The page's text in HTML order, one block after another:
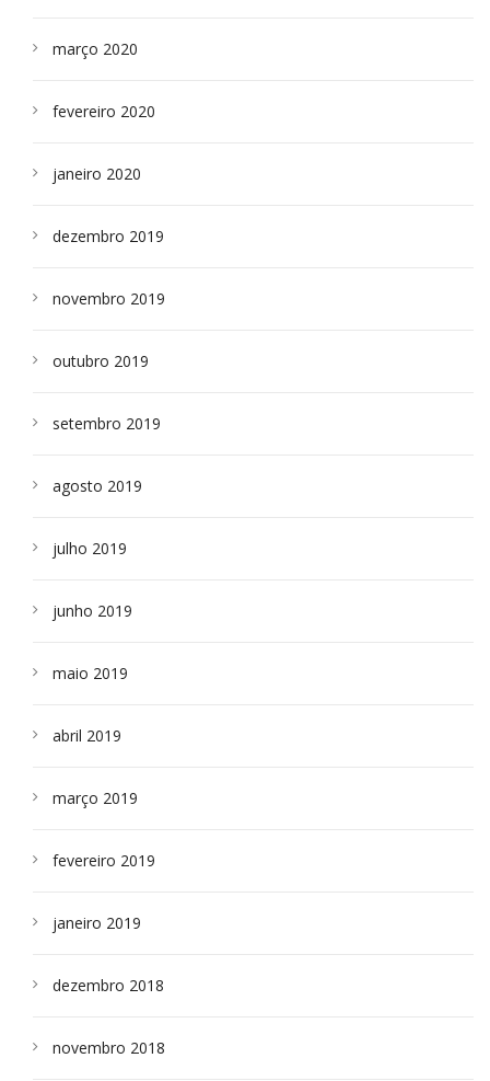
março 2020
fevereiro 2020
janeiro 2020
dezembro 2019
novembro 2019
outubro 2019
setembro 2019
agosto 2019
julho 2019
junho 2019
maio 2019
abril 2019
março 2019
fevereiro 2019
janeiro 2019
dezembro 2018
novembro 2018